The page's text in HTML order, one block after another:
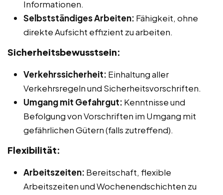
Informationen.
Selbstständiges Arbeiten: Fähigkeit, ohne
direkte Aufsicht effizient zu arbeiten.
Sicherheitsbewusstsein:
Verkehrssicherheit: Einhaltung aller
Verkehrsregeln und Sicherheitsvorschriften.
Umgang mit Gefahrgut: Kenntnisse und
Befolgung von Vorschriften im Umgang mit
gefährlichen Gütern (falls zutreffend).
Flexibilität:
Arbeitszeiten: Bereitschaft, flexible
Arbeitszeiten und Wochenendschichten zu